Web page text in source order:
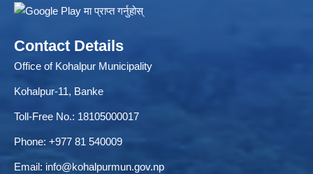
Contact Details
Office of Kohalpur Municipality
Kohalpur-11, Banke
Toll-Free No.: 18105000017
Phone: +977 81 540009
Email: info@kohalpurmun.gov.np